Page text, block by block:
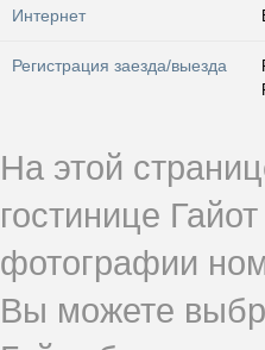
Интернет
Регистрация заезда/выезда
На этой
гостинице
фотографии
Вы можете